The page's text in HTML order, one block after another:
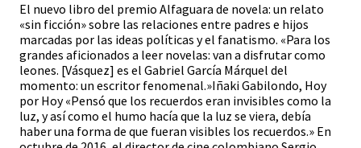
El nuevo libro del premio Alfaguara de novela: un relato
«sin ficción» sobre las relaciones entre padres e hijos
marcadas por las ideas políticas y el fanatismo. «Para los
grandes aficionados a leer novelas: van a disfrutar como
leones. [Vásquez] es el Gabriel García Márquel del
momento: un escritor fenomenal.»Iñaki Gabilondo, Hoy
por Hoy «Pensó que los recuerdos eran invisibles como la
luz, y así como el humo hacía que la luz se viera, debía
haber una forma de que fueran visibles los recuerdos.» En